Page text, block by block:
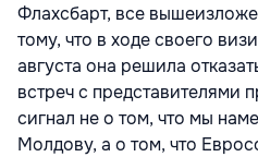
Флахсбарт, все
тому, что в ходе своего
августа она решила
встреч с представителями
сигнал не о том, что мы
Молдову, а о том, что